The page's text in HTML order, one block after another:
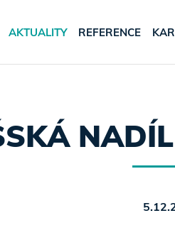
AKTUALITY REFERENCE